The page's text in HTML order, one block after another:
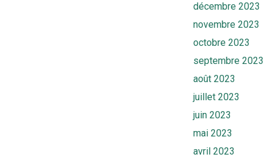
décembre 2023
novembre 2023
octobre 2023
septembre 2023
août 2023
juillet 2023
juin 2023
mai 2023
avril 2023